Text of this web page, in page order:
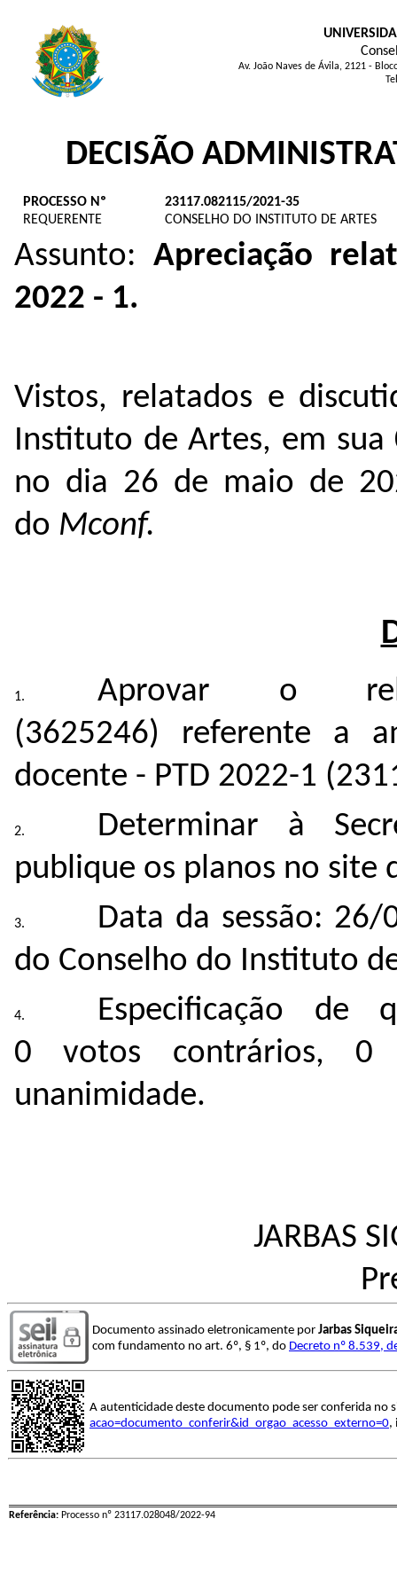
Av. João Naves de Ávila, 2121 -
DECISÃO
PROCESSO Nº
23117.082115/2021-35
REQUERENTE
CONSELHO DO INSTITUTO DE ARTES
Assunto: Apreciação
2022 - 1.
Vistos, relatados e
Instituto de Artes, em sua
no dia 26 de maio de
do Mconf.
Aprovar o
(3625246) referente a
docente - PTD 2022-1 (
Determinar à
publique os planos no site
Data da sessão:
do Conselho do Instituto
Especificação de
0 votos contrários, 0
unanimidade.
JARBAS
Documento assinado eletronicamente por Jarbas
com fundamento no art. 6º, § 1º, do Decreto nº 8.539,
A autenticidade deste documento pode ser conferida no
acao=documento_conferir&id_orgao_acesso_externo=0,
Referência: Processo nº 23117.028048/2022-94